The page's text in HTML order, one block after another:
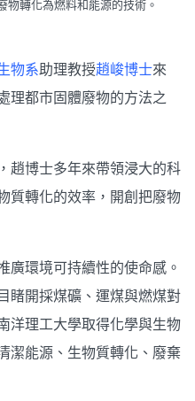
轉化為燃料和能源的技術。
物系助理教授趙峻博士來
理都市固體廢物的方法之
趙博士多年來帶領浸大的科
質轉化的效率，開創把廢物
廣環境可持續性的使命感。
睹開採煤礦、運煤與燃煤對
洋理工大學取得化學與生物
潔能源、生物質轉化、廢棄